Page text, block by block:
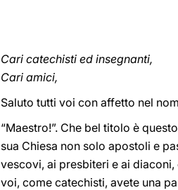
Cari catechisti ed insegnanti,
Cari amici,
Saluto tutti voi con affetto nel
“Maestro!”. Che bel titolo è
sua Chiesa non solo apostoli e
vescovi, ai presbiteri e ai
voi, come catechisti, avete una